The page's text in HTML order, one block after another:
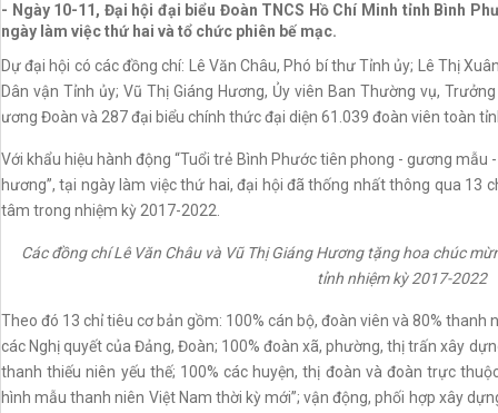
- Ngày 10-11, Đại hội đại biểu Đoàn TNCS Hồ Chí Minh tỉnh Bình
ngày làm việc thứ hai và tổ chức phiên bế mạc.
Dự đại hội có các đồng chí: Lê Văn Châu, Phó bí thư Tỉnh ủy; Lê Thị
Dân vận Tỉnh ủy; Vũ Thị Giáng Hương, Ủy viên Ban Thường vụ,
ương Đoàn và 287 đại biểu chính thức đại diện 61.039 đoàn viên toàn
Với khẩu hiệu hành động “Tuổi trẻ Bình Phước tiên phong - gương mẫu
hương”, tại ngày làm việc thứ hai, đại hội đã thống nhất thông qua 13
tâm trong nhiệm kỳ 2017-2022.
Các đồng chí Lê Văn Châu và Vũ Thị Giáng Hương tặng hoa chúc
tỉnh nhiệm kỳ 2017-2022
Theo đó 13 chỉ tiêu cơ bản gồm: 100% cán bộ, đoàn viên và 80%
các Nghị quyết của Đảng, Đoàn; 100% đoàn xã, phường, thị trấn xây
thanh thiếu niên yếu thế; 100% các huyện, thị đoàn và đoàn trực
hình mẫu thanh niên Việt Nam thời kỳ mới”; vận động, phối hợp xây